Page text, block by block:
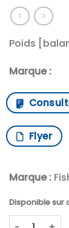
Poids
Marque :
Flyer
Marque :
Disponible sur
quantité de